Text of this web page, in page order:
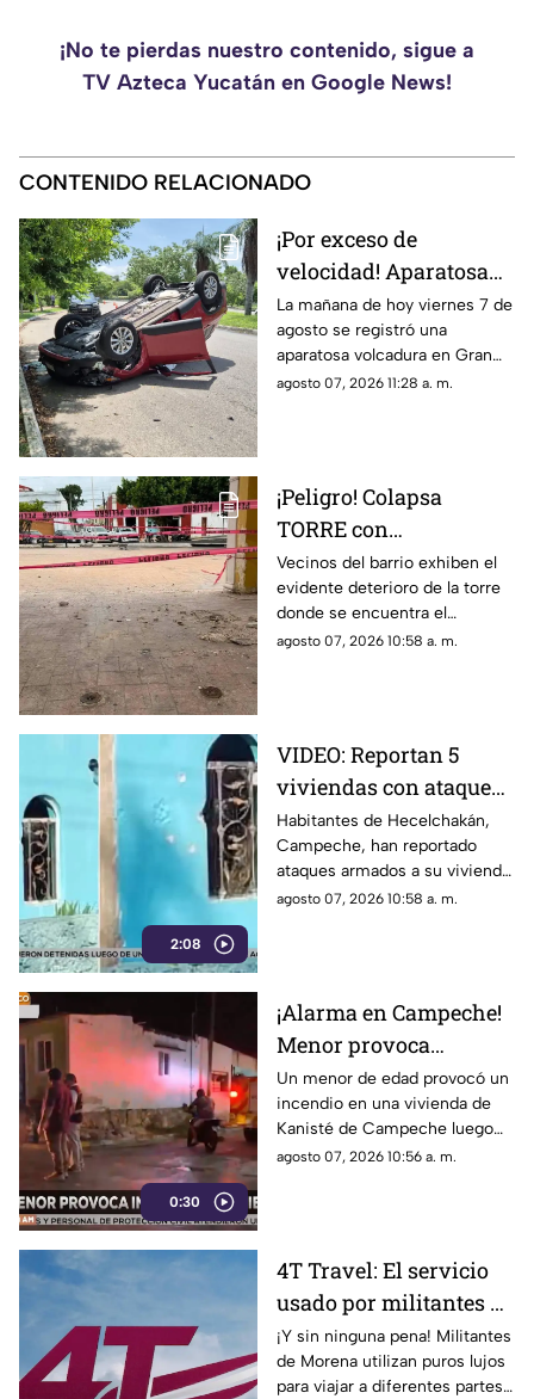
¡No te pierdas nuestro contenido, sigue a
TV Azteca Yucatán en Google News!
CONTENIDO RELACIONADO
¡Por exceso de
velocidad! Aparatosa
VOLCADURA hoy
viernes 7 de agosto en
San Pedro Cholul; ¿Hay
heridos?
La mañana de hoy viernes 7 de
agosto se registró una
aparatosa volcadura en Gran
San Pedro Cholul, al norte de la
agosto 07, 2026 11:28 a. m.
¡Peligro! Colapsa
TORRE con
emblemático RELOJ en
la Península de
Yucatán; enciende las
alarmas
Vecinos del barrio exhiben el
evidente deterioro de la torre
donde se encuentra el
emblemático reloj, destacando
agosto 07, 2026 10:58 a. m.
2:08
VIDEO: Reportan 5
viviendas con ataques
a disparos en
Hecelchakán en menos
de una semana
Habitantes de Hecelchakán,
Campeche, han reportado
ataques armados a su vivienda
en menos de una semana.
agosto 07, 2026 10:58 a. m.
0:30
¡Alarma en Campeche!
Menor provoca
INCENDIO en su
vivienda por jugar con
cerillos (+Video)
Un menor de edad provocó un
incendio en una vivienda de
Kanisté de Campeche luego
de que jugara con unos
agosto 07, 2026 10:56 a. m.
4T Travel: El servicio
usado por militantes de
Morena para viajar con
lujos
¡Y sin ninguna pena! Militantes
de Morena utilizan puros lujos
para viajar a diferentes partes